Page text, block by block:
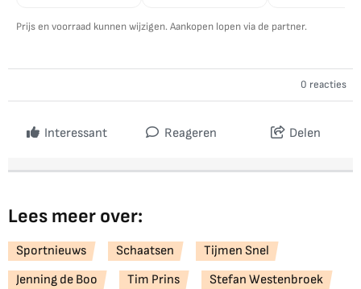
Prijs en voorraad kunnen wijzigen. Aankopen lopen via de partner.
0 reacties
Interessant Reageren Delen
Lees meer over:
Sportnieuws Schaatsen
Tijmen Snel
Jenning de Boo
Tim Prins
Stefan Westenbroek